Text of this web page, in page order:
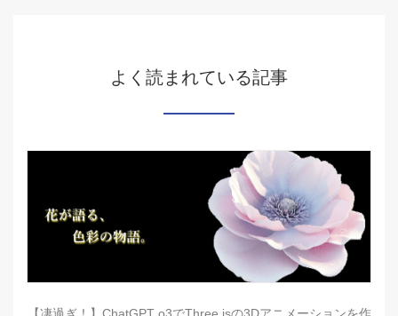
よく読まれている記事
【凄過ぎ！】ChatGPT o3でThree.jsの3Dアニメーションを作